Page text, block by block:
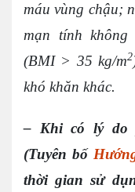
máu vùng chậu;
mạn tính
(BMI > 35 kg/m2
khó khăn khác.
– Khi có lý do
(Tuyên bố
thời gian sử